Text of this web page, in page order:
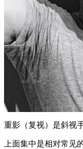
重影（复视）是斜视
上面集中是相对常见